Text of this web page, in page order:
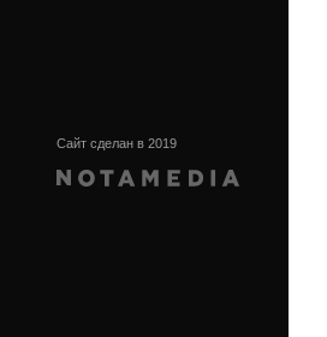
Сайт сделан в 2019